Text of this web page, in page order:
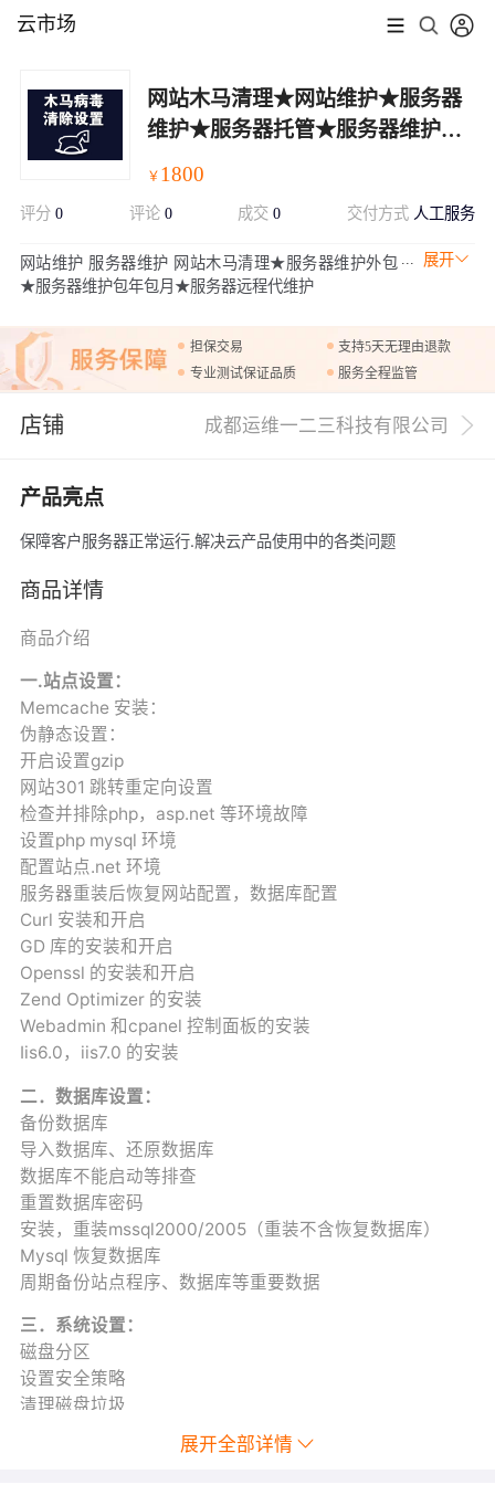
云市场
网站木马清理★网站维护★服务器
维护★服务器托管★服务器维护★
￥ 1800
评分 0 评论 0 成交0 交付方式 人工服务
展开
网站维护 服务器维护 网站木马清理★服务器维护外包
★服务器维护包年包月★服务器远程代维护
担保交易
支持5天无理由退款
专业测试保证品质
服务全程监管
店铺 成都运维一二三科技有限公司
产品亮点
保障客户服务器正常运行.解决云产品使用中的各类问题
商品详情
商品介绍
一.站点设置：
Memcache 安装：
伪静态设置：
开启设置gzip
网站301 跳转重定向设置
检查并排除php，asp.net 等环境故障
设置php mysql 环境
配置站点.net 环境
服务器重装后恢复网站配置，数据库配置
Curl 安装和开启
GD 库的安装和开启
Openssl 的安装和开启
Zend Optimizer 的安装
Webadmin 和cpanel 控制面板的安装
Iis6.0，iis7.0 的安装
二．数据库设置：
备份数据库
导入数据库、还原数据库
数据库不能启动等排查
重置数据库密码
安装，重装mssql2000/2005（重装不含恢复数据库）
Mysql 恢复数据库
周期备份站点程序、数据库等重要数据
三．系统设置：
磁盘分区
设置安全策略
清理磁盘垃圾
协助用户打开关闭端口
CPU100%问题排查(仅指出问题原因)
展开全部详情